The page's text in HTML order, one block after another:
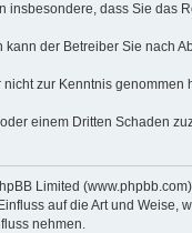
insbesondere, dass Sie das
der Betreiber Sie nach
zur Kenntnis genommen
einem Dritten Schaden
Limited
auf die Art und Weise,
nehmen.